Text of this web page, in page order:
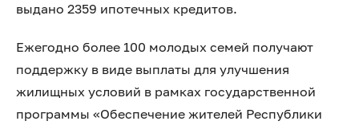
выдано 2359 ипотечных кредитов.
Ежегодно более 100 молодых семей получают
поддержку в виде выплаты для улучшения
жилищных условий в рамках государственной
программы «Обеспечение жителей Республики